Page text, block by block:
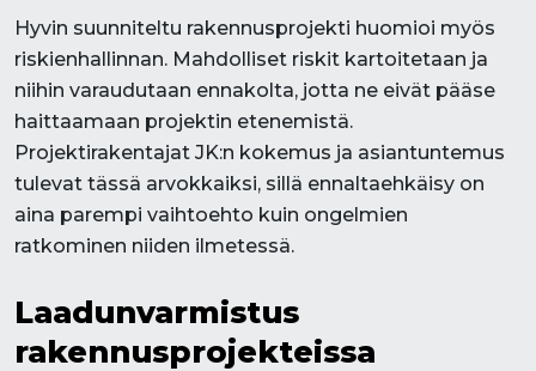
Hyvin suunniteltu rakennusprojekti huomioi myös
riskienhallinnan. Mahdolliset riskit kartoitetaan ja
niihin varaudutaan ennakolta, jotta ne eivät pääse
haittaamaan projektin etenemistä.
Projektirakentajat JK:n kokemus ja asiantuntemus
tulevat tässä arvokkaiksi, sillä ennaltaehkäisy on
aina parempi vaihtoehto kuin ongelmien
ratkominen niiden ilmetessä.
Laadunvarmistus
rakennusprojekteissa